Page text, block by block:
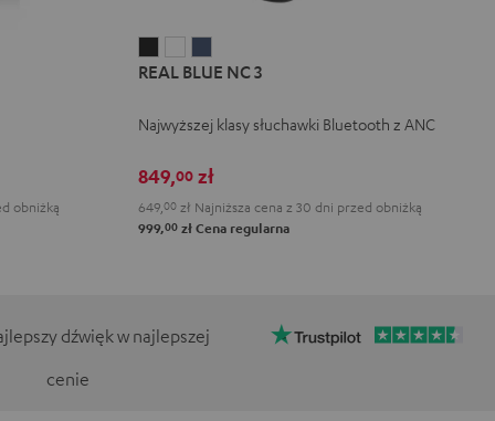
obniżką
BLUE
3
Black
BLUE
3
White
BLUE
3
Blue
REAL BLUE NC 3
Najwyższej klasy słuchawki Bluetooth z ANC
849,00zł
649, 00zł Najniższa cena z 30 dni przed obniżką
999,00złCena regularna
dźwięk w najlepszej
cenie